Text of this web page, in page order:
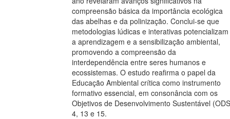
compreensão básica da importância ecológica
das abelhas e da polinização. Conclui-se que
metodologias lúdicas e interativas potencializam
a aprendizagem e a sensibilização ambiental,
promovendo a compreensão da
interdependência entre seres humanos e
ecossistemas. O estudo reafirma o papel da
Educação Ambiental crítica como instrumento
formativo essencial, em consonância com os
Objetivos de Desenvolvimento Sustentável
4, 13 e 15.